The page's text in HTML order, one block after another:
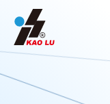
Panneau de gestion